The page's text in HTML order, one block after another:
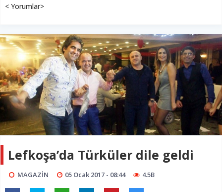
< Yorumlar>
Lefkoşa’da Türküler dile geldi
MAGAZİN 05 Ocak 2017 - 08:44 4.5B